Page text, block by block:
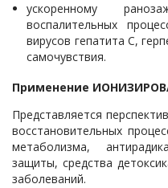
ускоренному
воспалительных
вирусов гепатита С,
самочувствия.
Применение
Представляется
восстановительных
метаболизма,
защиты, средства
заболеваний.